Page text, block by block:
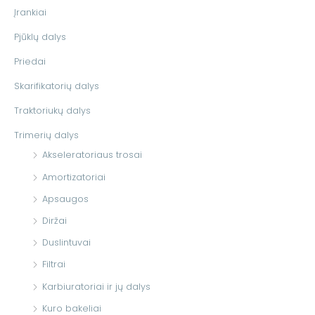
i
Įrankiai
Pjūklų dalys
Priedai
Skarifikatorių dalys
Traktoriukų dalys
Trimerių dalys
Akseleratoriaus trosai
Amortizatoriai
Apsaugos
Diržai
Duslintuvai
Filtrai
Karbiuratoriai ir jų dalys
Kuro bakeliai